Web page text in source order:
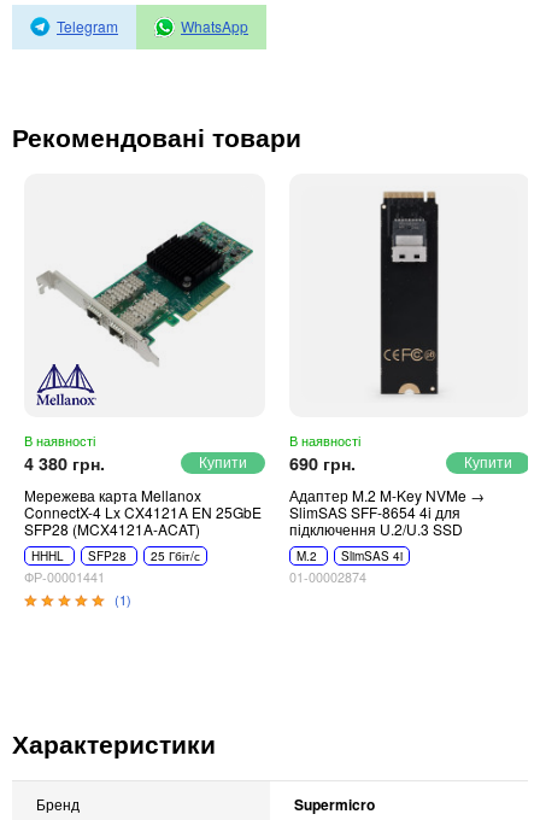
Клавіатури, миші, комплекти
Відеоспостереження
Автономне живлення
Telegram WhatsApp
Рекомендовані товари
В наявності
4 380 грн.
Мережева карта Mellanox
ConnectX-4 Lx CX4121A EN 25GbE
SFP28 (MCX4121A-ACAT)
HHHL SFP28 25 Гбіт/с
ФР-00001441
(1)
В наявності
690 грн.
Адаптер M.2 M-Key NVMe →
SlimSAS SFF-8654 4i для
підключення U.2/U.3 SSD
M.2 SlimSAS 4i
01-00002874
Характеристики
Бренд Supermicro